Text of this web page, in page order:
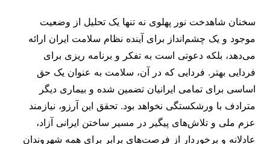
سخنان شاهدخت نور پهلوی نه تنها یک تحلیل از وضعیت
موجود و یک چشم‌انداز برای آینده نظام سلامت ایران ارائه
می‌دهد، بلکه دعوتی است به تفکر و برنامه ‌ریزی برای
فردایی بهتر. فردایی که در آن، سلامت به عنوان یک حق
اساسی برای تمامی ایرانیان تضمین شده و بیماری دیگر
مترادف با ورشکستگی نخواهد بود. تحقق این آرزو، نیازمند
عزم ملی و تلاش‌های پیگیر در مسیر ساختن ایرانی آزاد،
عادلانه و برخوردار از فرصت‌های برابر برای همه شهروندان